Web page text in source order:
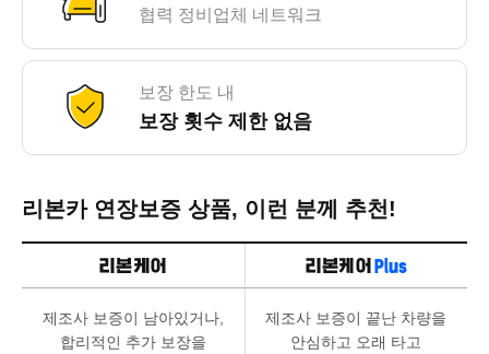
협력 정비업체 네트워크
보장 한도 내
보장 횟수 제한 없음
리본카 연장보증 상품, 이런 분께 추천!
제조사 보증이 남아있거나,
합리적인 추가 보장을
제조사 보증이 끝난 차량을
안심하고 오래 타고